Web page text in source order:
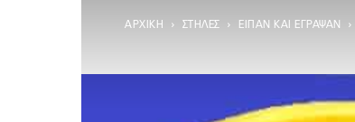
ΑΡΧΙΚΉ ΣΤΉΛΕΣ ΕΊΠΑΝ ΚΑΙ ΈΓΡΑΨΑΝ